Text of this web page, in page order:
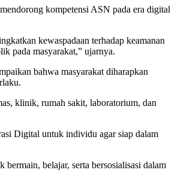
kompetensi ASN pada era digital
kewaspadaan terhadap keamanan
pada masyarakat,” ujarnya.
bahwa masyarakat diharapkan
klinik, rumah sakit, laboratorium, dan
Digital untuk individu agar siap dalam
belajar, serta bersosialisasi dalam